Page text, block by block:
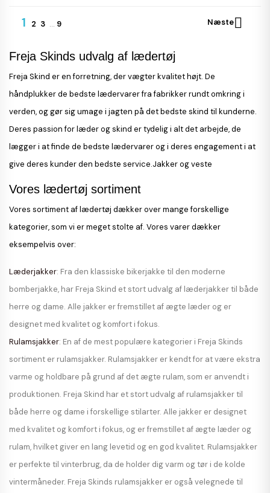
1 2 3 … 9 Næste
Freja Skinds udvalg af lædertøj
Freja Skind er en forretning, der vægter kvalitet højt. De
håndplukker de bedste lædervarer fra fabrikker rundt omkring i
verden, og gør sig umage i jagten på det bedste skind til kunderne.
Deres passion for læder og skind er tydelig i alt det arbejde, de
lægger i at finde de bedste lædervarer og i deres engagement i at
give deres kunder den bedste service.Jakker og veste
Vores lædertøj sortiment
Vores sortiment af lædertøj dækker over mange forskellige
kategorier, som vi er meget stolte af. Vores varer dækker
eksempelvis over:
Læderjakker: Fra den klassiske bikerjakke til den moderne
bomberjakke, har Freja Skind et stort udvalg af læderjakker til både
herre og dame. Alle jakker er fremstillet af ægte læder og er
designet med kvalitet og komfort i fokus.
Rulamsjakker: En af de mest populære kategorier i Freja Skinds
sortiment er rulamsjakker. Rulamsjakker er kendt for at være ekstra
varme og holdbare på grund af det ægte rulam, som er anvendt i
produktionen. Freja Skind har et stort udvalg af rulamsjakker til
både herre og dame i forskellige stilarter. Alle jakker er designet
med kvalitet og komfort i fokus, og er fremstillet af ægte læder og
rulam, hvilket giver en lang levetid og en god kvalitet. Rulamsjakker
er perfekte til vinterbrug, da de holder dig varm og tør i de kolde
vintermåneder. Freja Skinds rulamsjakker er også velegnede til